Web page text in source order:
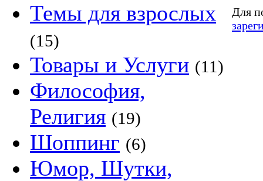
Темы для взрослых
(15)
Товары и Услуги (11)
Философия,
Религия (19)
Шоппинг (6)
Юмор, Шутки,
Для